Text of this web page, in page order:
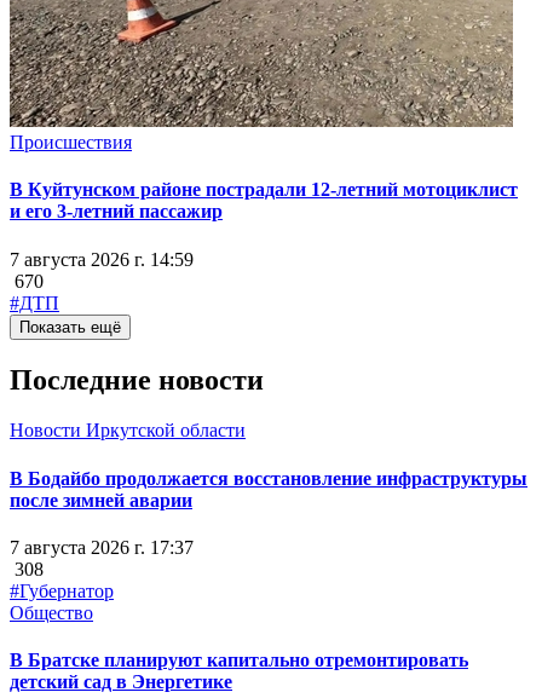
Происшествия
В Куйтунском районе пострадали 12-летний мотоциклист
и его 3-летний пассажир
7 августа 2026 г. 14:59
670
#ДТП
Показать ещё
Последние новости
Новости Иркутской области
В Бодайбо продолжается восстановление инфраструктуры
после зимней аварии
7 августа 2026 г. 17:37
308
#Губернатор
Общество
В Братске планируют капитально отремонтировать
детский сад в Энергетике